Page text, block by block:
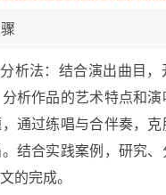
析法：结合演出曲目，
析作品的艺术特点和
通过练唱与合伴奏，
结合实践案例，研究、
的完成。